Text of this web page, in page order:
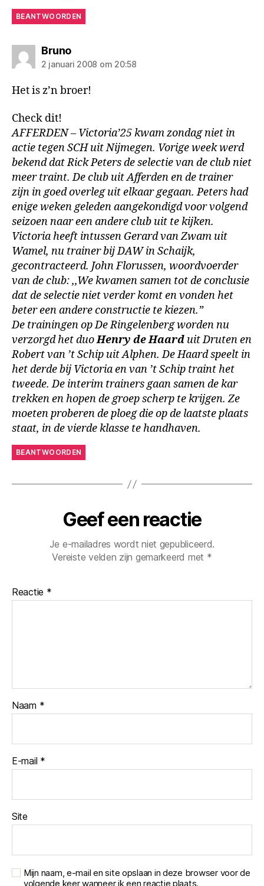
BEANTWOORDEN
Brunozegt:
2 januari 2008 om 20:58
Het is z’n broer!
Check dit!
AFFERDEN – Victoria’25 kwam zondag niet in
actie tegen SCH uit Nijmegen. Vorige week werd
bekend dat Rick Peters de selectie van de club niet
meer traint. De club uit Afferden en de trainer
zijn in goed overleg uit elkaar gegaan. Peters had
enige weken geleden aangekondigd voor volgend
seizoen naar een andere club uit te kijken.
Victoria heeft intussen Gerard van Zwam uit
Wamel, nu trainer bij DAW in Schaijk,
gecontracteerd. John Florussen, woordvoerder
van de club: ,,We kwamen samen tot de conclusie
dat de selectie niet verder komt en vonden het
beter een andere constructie te kiezen.”
De trainingen op De Ringelenberg worden nu
verzorgd het duoHenry de Haard uit Druten en
Robert van ’t Schip uit Alphen. De Haard speelt in
het derde bij Victoria en van ’t Schip traint het
tweede. De interim trainers gaan samen de kar
trekken en hopen de groep scherp te krijgen. Ze
moeten proberen de ploeg die op de laatste plaats
staat, in de vierde klasse te handhaven.
BEANTWOORDEN
Geef een reactie
Je e-mailadres wordt niet gepubliceerd.
Vereiste velden zijn gemarkeerd met *
Reactie *
Naam *
E-mail *
Site
Mijn naam, e-mail en site opslaan in deze browser voor de
volgende keer wanneer ik een reactie plaats.